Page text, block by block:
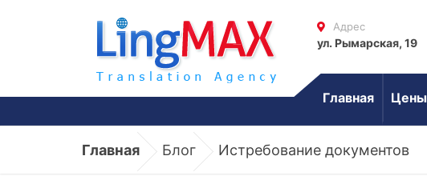
Адрес
ул. Рымарская, 19
Главная Цены
Главная Блог Истребование документов